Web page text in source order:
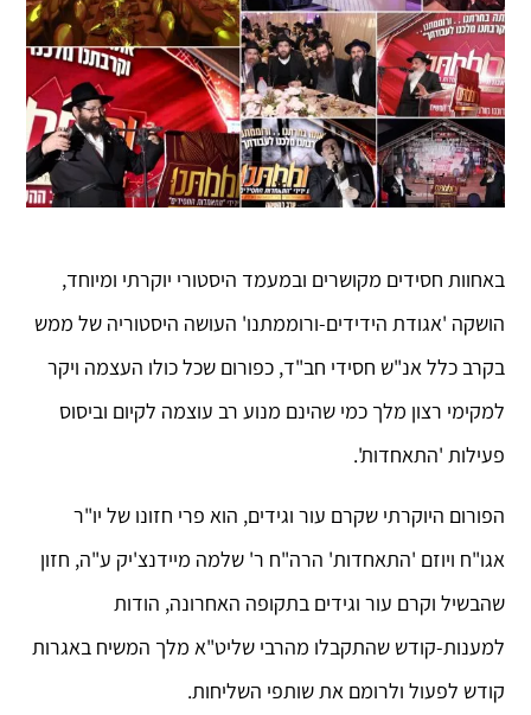
באחוות חסידים מקושרים ובמעמד היסטורי יוקרתי ומיוחד,
הושקה 'אגודת הידידים-ורוממתנו' העושה היסטוריה של ממש
בקרב כלל אנ"ש חסידי חב"ד, כפורום שכל כולו העצמה ויקר
למקימי רצון מלך כמי שהינם מנוע רב עוצמה לקיום וביסוס
פעילות 'התאחדות'.
הפורום היוקרתי שקרם עור וגידים, הוא פרי חזונו של יו"ר
אגו"ח ויוזם 'התאחדות' הרה"ח ר' שלמה מיידנצ'יק ע"ה, חזון
שהבשיל וקרם עור וגידים בתקופה האחרונה, הודות
למענות-קודש שהתקבלו מהרבי שליט"א מלך המשיח באגרות
קודש לפעול ולרומם את שותפי השליחות.